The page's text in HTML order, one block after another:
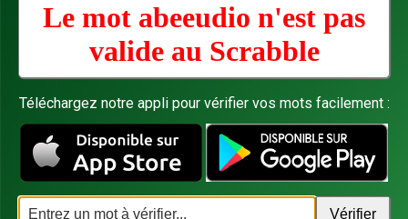
Le mot abeeudio n'est pas
valide au Scrabble
Téléchargez notre appli pour vérifier vos mots facilement :